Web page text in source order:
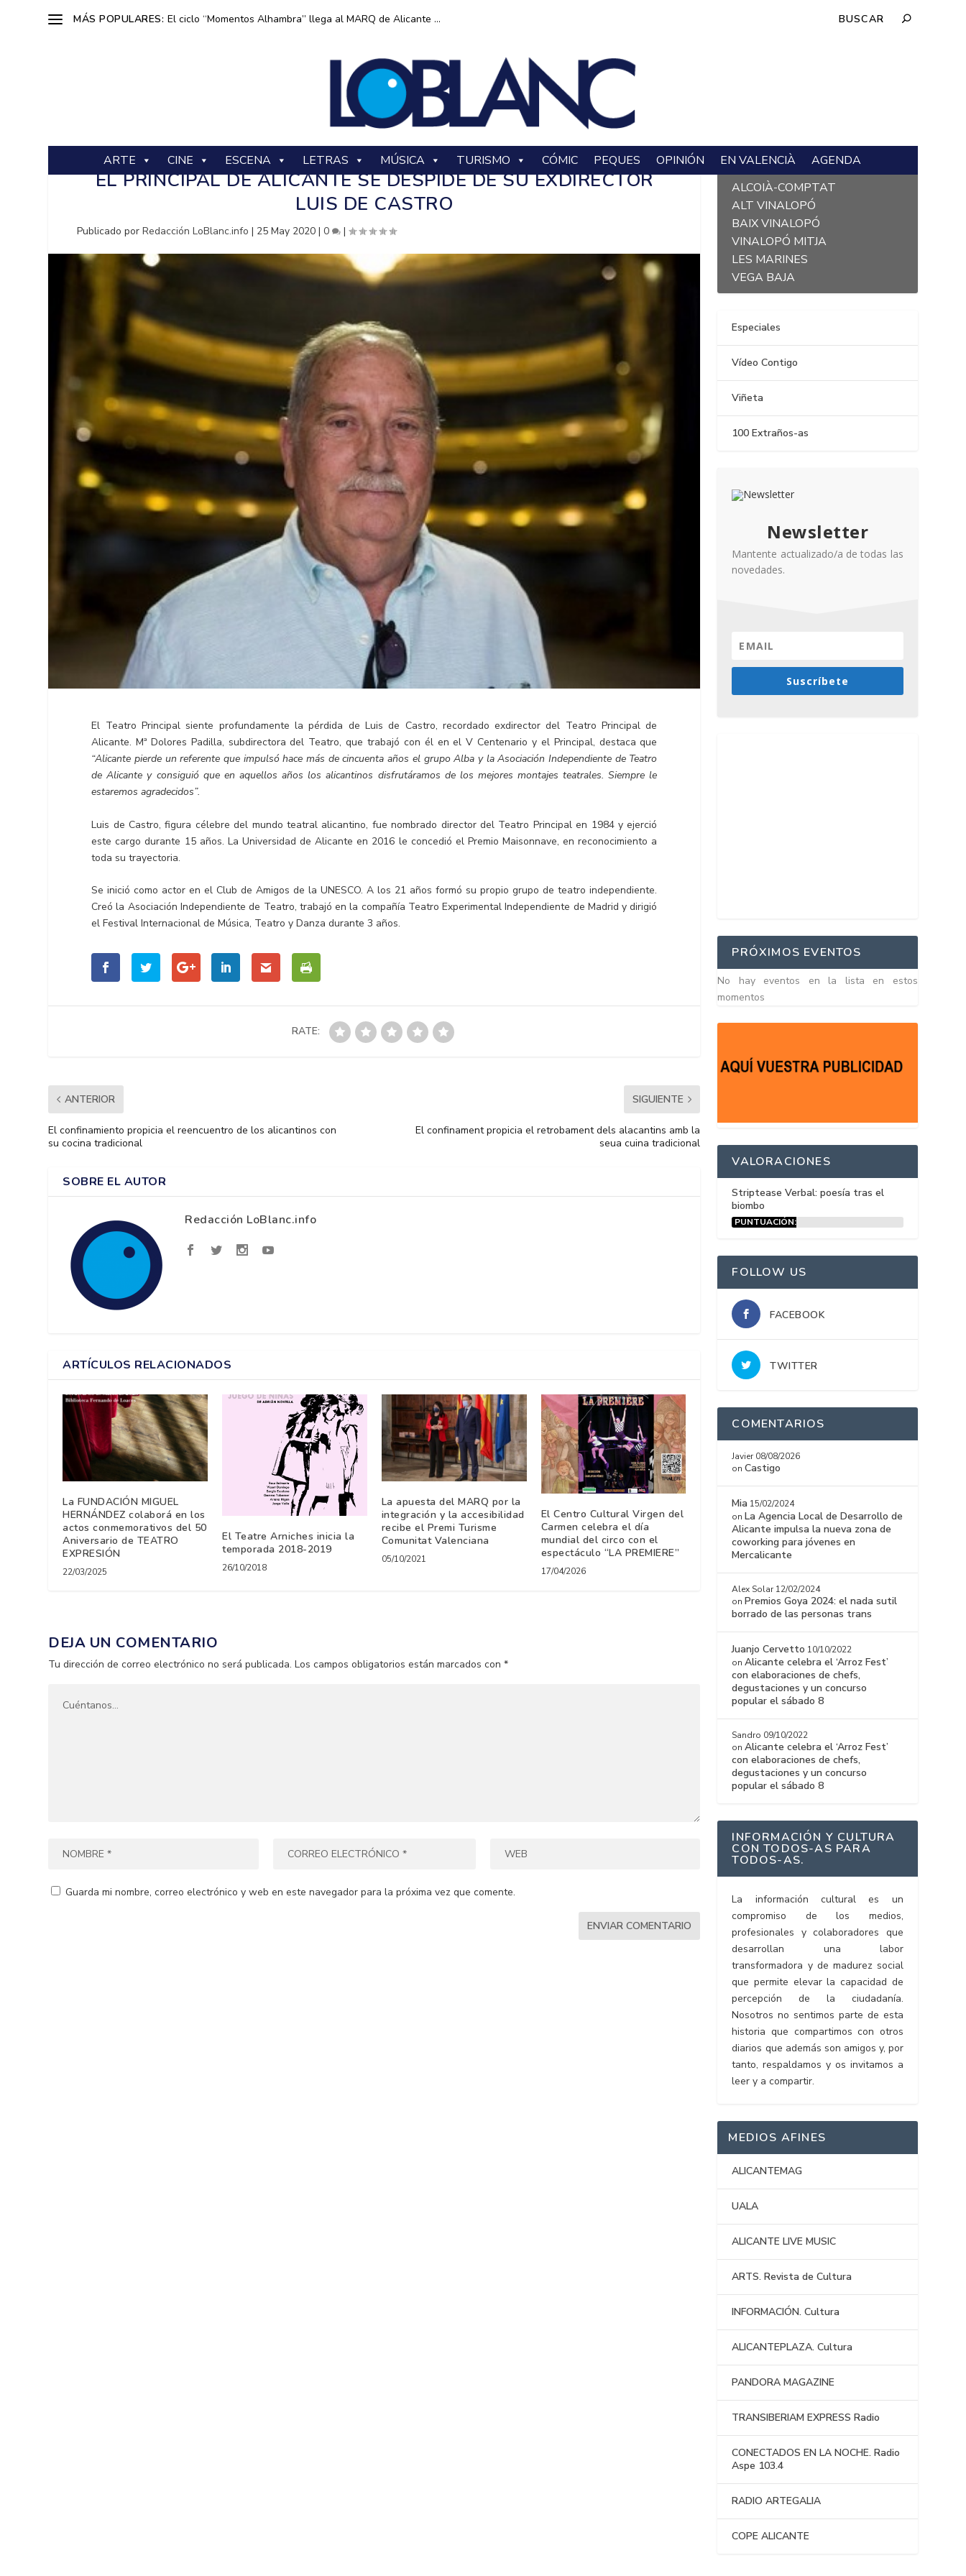
MÁS POPULARES: El ciclo “Momentos Alhambra” llega al MARQ de Alicante ...
ARTE CINE ESCENA LETRAS MÚSICA TURISMO CÓMIC PEQUES OPINIÓN EN VALENCIÀ AGENDA
EL PRINCIPAL DE ALICANTE SE DESPIDE DE SU EXDIRECTOR
LUIS DE CASTRO
Publicado porRedacción LoBlanc.info | 25 May 2020 |0 |
El Teatro Principal siente profundamente la pérdida de Luis de Castro, recordado exdirector del Teatro Principal de
Alicante. Mª Dolores Padilla, subdirectora del Teatro, que trabajó con él en el V Centenario y el Principal, destaca que
“Alicante pierde un referente que impulsó hace más de cincuenta años el grupo Alba y la Asociación Independiente de Teatro
de Alicante y consiguió que en aquellos años los alicantinos disfrutáramos de los mejores montajes teatrales. Siempre le
estaremos agradecidos”.
Luis de Castro, figura célebre del mundo teatral alicantino, fue nombrado director del Teatro Principal en 1984 y ejerció
este cargo durante 15 años. La Universidad de Alicante en 2016 le concedió el Premio Maisonnave, en reconocimiento a
toda su trayectoria.
Se inició como actor en el Club de Amigos de la UNESCO. A los 21 años formó su propio grupo de teatro independiente.
Creó la Asociación Independiente de Teatro, trabajó en la compañía Teatro Experimental Independiente de Madrid y dirigió
el Festival Internacional de Música, Teatro y Danza durante 3 años.
RATE:
ANTERIOR
El confinamiento propicia el reencuentro de los alicantinos con
su cocina tradicional
SIGUIENTE
El confinament propicia el retrobament dels alacantins amb la
seua cuina tradicional
SOBRE EL AUTOR
Redacción LoBlanc.info
ARTÍCULOS RELACIONADOS
La FUNDACIÓN MIGUEL
HERNÁNDEZ colaborá en los
actos conmemorativos del 50
Aniversario de TEATRO
EXPRESIÓN
22/03/2025
El Teatre Arniches inicia la
temporada 2018-2019
26/10/2018
La apuesta del MARQ por la
integración y la accesibilidad
recibe el Premi Turisme
Comunitat Valenciana
05/10/2021
El Centro Cultural Virgen del
Carmen celebra el día
mundial del circo con el
espectáculo “LA PREMIERE”
17/04/2026
DEJA UN COMENTARIO
Tu dirección de correo electrónico no será publicada. Los campos obligatorios están marcados con*
Guarda mi nombre, correo electrónico y web en este navegador para la próxima vez que comente.
L´ALACANTÍ
ALCOIÀ-COMPTAT
ALT VINALOPÓ
BAIX VINALOPÓ
VINALOPÓ MITJA
LES MARINES
VEGA BAJA
Especiales
Vídeo Contigo
Viñeta
100 Extraños-as
Newsletter
Mantente actualizado/a de todas las
novedades.
Suscríbete
PRÓXIMOS EVENTOS
No hay eventos en la lista en estos
momentos
VALORACIONES
Striptease Verbal: poesía tras el
biombo
PUNTUACIÓN:
FOLLOW US
FACEBOOK
TWITTER
COMENTARIOS
Javier 08/08/2026
onCastigo
Mia 15/02/2024
on La Agencia Local de Desarrollo de
Alicante impulsa la nueva zona de
coworking para jóvenes en
Mercalicante
Alex Solar 12/02/2024
on Premios Goya 2024: el nada sutil
borrado de las personas trans
Juanjo Cervetto 10/10/2022
onAlicante celebra el ‘Arroz Fest’
con elaboraciones de chefs,
degustaciones y un concurso
popular el sábado 8
Sandro 09/10/2022
onAlicante celebra el ‘Arroz Fest’
con elaboraciones de chefs,
degustaciones y un concurso
popular el sábado 8
INFORMACIÓN Y CULTURA
CON TODOS-AS PARA
TODOS-AS.
La información cultural es un
compromiso de los medios,
profesionales y colaboradores que
desarrollan una labor
transformadora y de madurez social
que permite elevar la capacidad de
percepción de la ciudadanía.
Nosotros no sentimos parte de esta
historia que compartimos con otros
diarios que además son amigos y, por
tanto, respaldamos y os invitamos a
leer y a compartir.
MEDIOS AFINES
ALICANTEMAG
UALA
ALICANTE LIVE MUSIC
ARTS. Revista de Cultura
INFORMACIÓN. Cultura
ALICANTEPLAZA. Cultura
PANDORA MAGAZINE
TRANSIBERIAM EXPRESS Radio
CONECTADOS EN LA NOCHE. Radio
Aspe 103.4
RADIO ARTEGALIA
COPE ALICANTE